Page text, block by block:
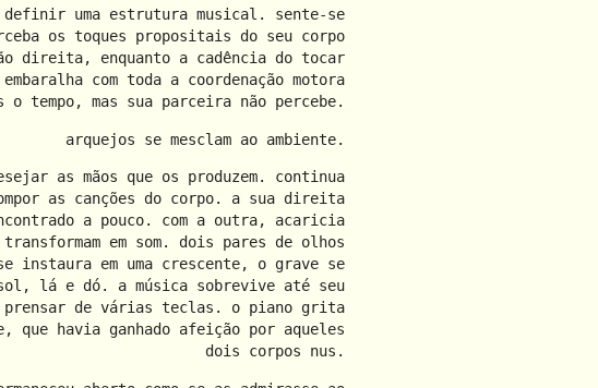
definir uma estrutura musical. sente-se
os toques propositais do seu corpo
direita, enquanto a cadência do tocar
com toda a coordenação motora
tempo, mas sua parceira não percebe.
arquejos se mesclam ao ambiente.
as mãos que os produzem. continua
as canções do corpo. a sua direita
a pouco. com a outra, acaricia
em som. dois pares de olhos
instaura em uma crescente, o grave se
sol, lá e dó. a música sobrevive até seu
prensar de várias teclas. o piano grita
que havia ganhado afeição por aqueles
dois corpos nus.